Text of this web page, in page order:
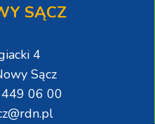
SĄCZ
4
Sącz
06 00